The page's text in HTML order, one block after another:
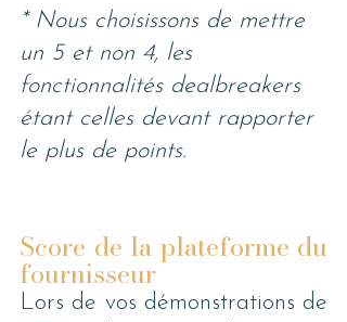
* Nous choisissons de mettre
un 5 et non 4, les
fonctionnalités dealbreakers
étant celles devant rapporter
le plus de points.
Score de la plateforme du
fournisseur
Lors de vos démonstrations de